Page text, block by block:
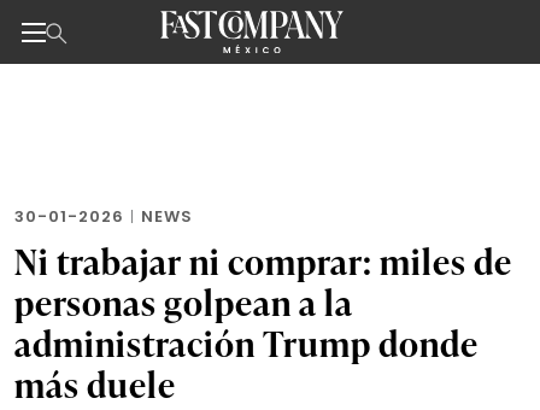
30-01-2026 | NEWS
Ni trabajar ni comprar: miles de
personas golpean a la
administración Trump donde
más duele